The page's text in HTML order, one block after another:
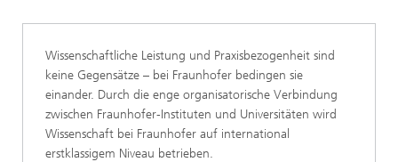
Wissenschaftliche Leistung und Praxisbezogenheit sind
keine Gegensätze – bei Fraunhofer bedingen sie
einander. Durch die enge organisatorische Verbindung
zwischen Fraunhofer-Instituten und Universitäten wird
Wissenschaft bei Fraunhofer auf international
erstklassigem Niveau betrieben.